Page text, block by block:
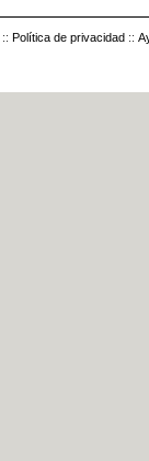
:: Política de privacidad ::